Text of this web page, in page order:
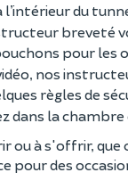
du
breveté
pour les
vidéo, nos
règles de
dans la
ou à s'offrir,
pour des